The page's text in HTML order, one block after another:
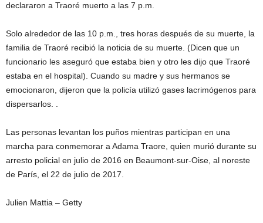
declararon a Traoré muerto a las 7 p.m.
Solo alrededor de las 10 p.m., tres horas después de su muerte, la
familia de Traoré recibió la noticia de su muerte. (Dicen que un
funcionario les aseguró que estaba bien y otro les dijo que Traoré
estaba en el hospital). Cuando su madre y sus hermanos se
emocionaron, dijeron que la policía utilizó gases lacrimógenos para
dispersarlos. .
Las personas levantan los puños mientras participan en una
marcha para conmemorar a Adama Traore, quien murió durante su
arresto policial en julio de 2016 en Beaumont-sur-Oise, al noreste
de París, el 22 de julio de 2017.
Julien Mattia – Getty